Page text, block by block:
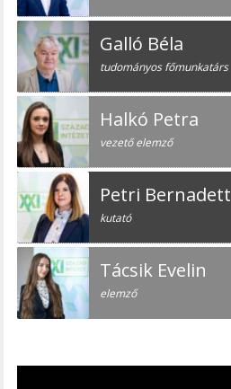
Galló Béla
tudományos főmunkatárs
Halkó Petra
vezető elemző
Petri Bernadett
kutató
Tácsik Evelin
elemző